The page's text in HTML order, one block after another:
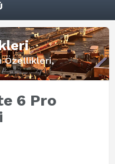
Özellikleri,
6 Pro